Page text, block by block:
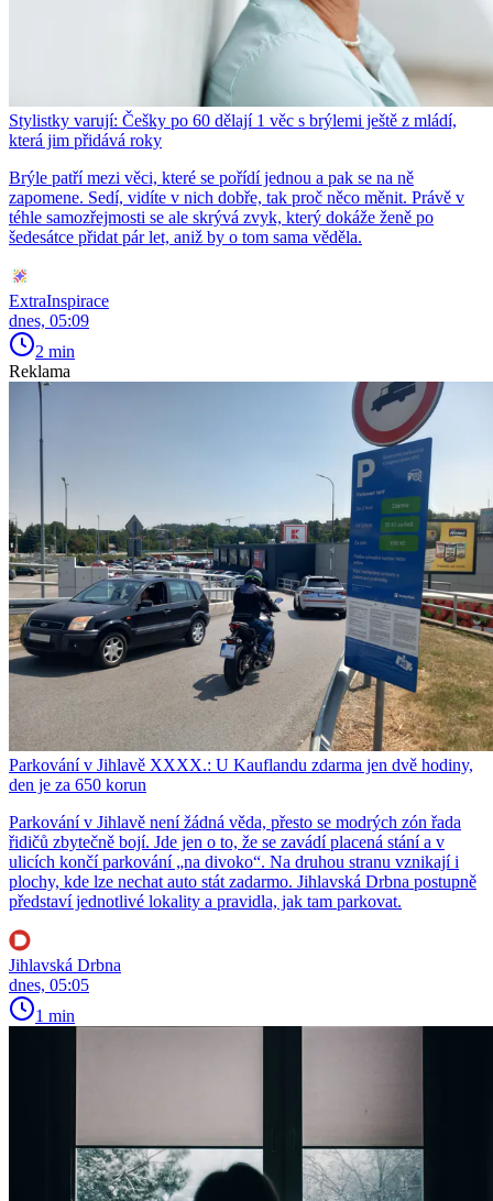
Stylistky varují: Češky po 60 dělají 1 věc s brýlemi ještě z mládí,
která jim přidává roky
Brýle patří mezi věci, které se pořídí jednou a pak se na ně
zapomene. Sedí, vidíte v nich dobře, tak proč něco měnit. Právě v
téhle samozřejmosti se ale skrývá zvyk, který dokáže ženě po
šedesátce přidat pár let, aniž by o tom sama věděla.
ExtraInspirace
dnes, 05:09
2 min
Reklama
Parkování v Jihlavě XXXX.: U Kauflandu zdarma jen dvě hodiny,
den je za 650 korun
Parkování v Jihlavě není žádná věda, přesto se modrých zón řada
řidičů zbytečně bojí. Jde jen o to, že se zavádí placená stání a v
ulicích končí parkování „na divoko“. Na druhou stranu vznikají i
plochy, kde lze nechat auto stát zadarmo. Jihlavská Drbna postupně
představí jednotlivé lokality a pravidla, jak tam parkovat.
Jihlavská Drbna
dnes, 05:05
1 min